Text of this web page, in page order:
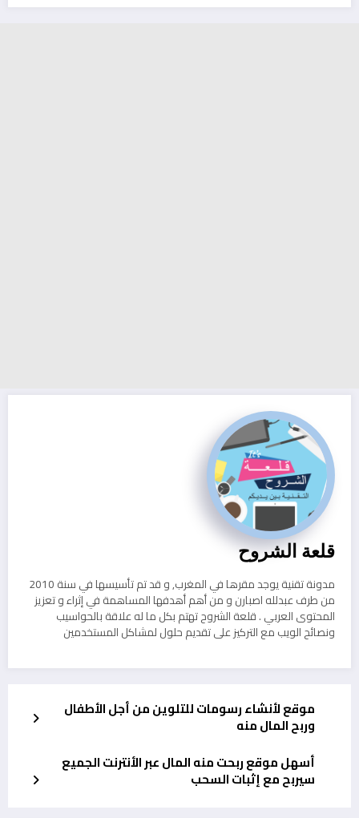
قلعة الشروح
مدونة تقنية يوجد مقرها في المغرب, و قد تم تأسيسها في سنة 2010
من طرف عبدلله اصبارن و من أهم أهدفها المساهمة في إثراء و تعزيز
المحتوى العربي . قلعة الشروح تهتم بكل ما له علاقة بالحواسيب
ونصائح الويب مع التركيز على تقديم حلول لمشاكل المستخدمين
موقع لأنشاء رسومات للتلوين من أجل الأطفال
وربح المال منه
أسهل موقع ربحت منه المال عبر الأنترنت الجميع
سيربح مع إثبات السحب